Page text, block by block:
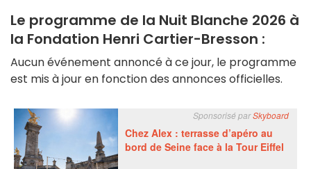
Le programme de la Nuit Blanche 2026 à
la Fondation Henri Cartier-Bresson :
Aucun événement annoncé à ce jour, le programme
est mis à jour en fonction des annonces officielles.